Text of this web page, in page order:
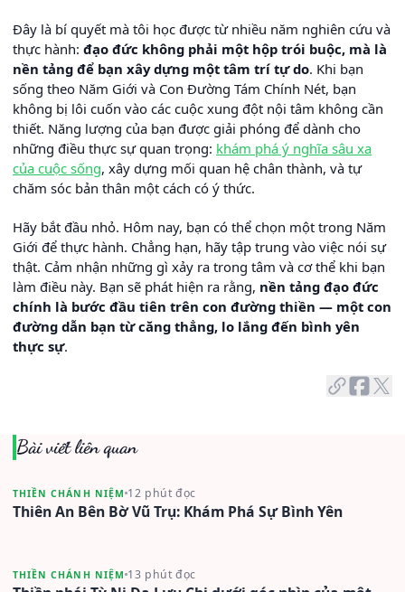
Đây là bí quyết mà tôi học được từ nhiều năm nghiên cứu và
thực hành: đạo đức không phải một hộp trói buộc, mà là
nền tảng để bạn xây dựng một tâm trí tự do. Khi bạn
sống theo Năm Giới và Con Đường Tám Chính Nét, bạn
không bị lôi cuốn vào các cuộc xung đột nội tâm không cần
thiết. Năng lượng của bạn được giải phóng để dành cho
những điều thực sự quan trọng: khám phá ý nghĩa sâu xa
của cuộc sống, xây dựng mối quan hệ chân thành, và tự
chăm sóc bản thân một cách có ý thức.
Hãy bắt đầu nhỏ. Hôm nay, bạn có thể chọn một trong Năm
Giới để thực hành. Chẳng hạn, hãy tập trung vào việc nói sự
thật. Cảm nhận những gì xảy ra trong tâm và cơ thể khi bạn
làm điều này. Bạn sẽ phát hiện ra rằng, nền tảng đạo đức
chính là bước đầu tiên trên con đường thiền — một con
đường dẫn bạn từ căng thẳng, lo lắng đến bình yên
thực sự.
Bài viết liên quan
THIỀN CHÁNH NIỆM 12 phút đọc
Thiên An Bên Bờ Vũ Trụ: Khám Phá Sự Bình Yên
THIỀN CHÁNH NIỆM 13 phút đọc